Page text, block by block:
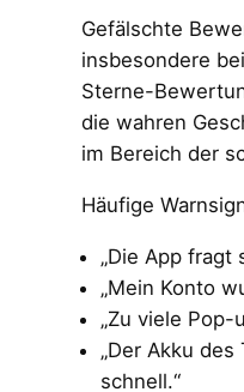
Gefälschte
insbesondere
Sterne-
die wahren
im Bereich der
Häufige
„Die App fragt
„Mein Konto
„Zu viele Pop-
„Der Akku
schnell.“